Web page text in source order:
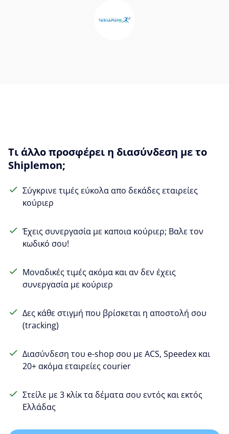
Τι άλλο προσφέρει η διασύνδεση με το
Shiplemon;
Σύγκρινε τιμές εύκολα απο δεκάδες εταιρείες
κούριερ
Έχεις συνεργασία με καποια κούριερ; Βαλε τον
κωδικό σου!
Μοναδικές τιμές ακόμα και αν δεν έχεις
συνεργασία με κούριερ
Δες κάθε στιγμή που βρίσκεται η αποστολή σου
(tracking)
Διασύνδεση του e-shop σου με ACS, Speedex και
20+ ακόμα εταιρείες courier
Στείλε με 3 κλίκ τα δέματα σου εντός και εκτός
Ελλάδας